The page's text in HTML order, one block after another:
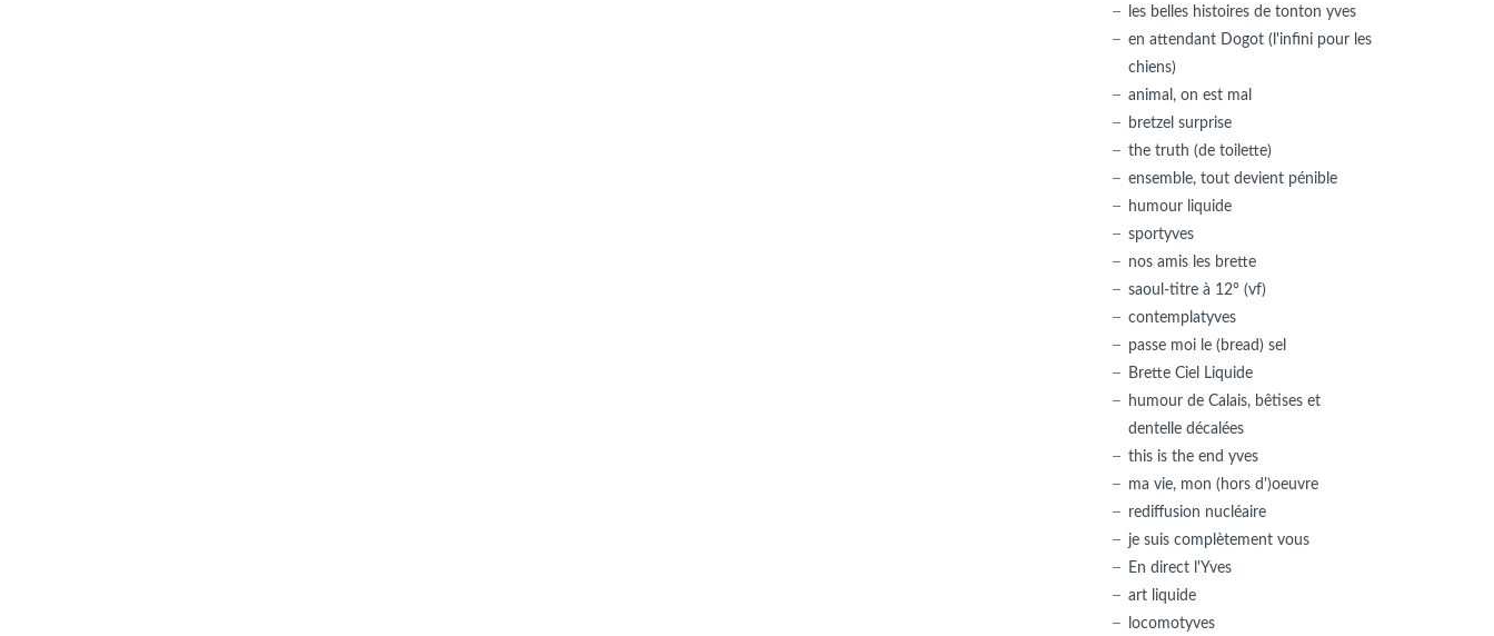
les belles histoires de tonton yves
en attendant Dogot (l'infini pour les
chiens)
animal, on est mal
bretzel surprise
the truth (de toilette)
ensemble, tout devient pénible
humour liquide
sportyves
nos amis les brette
saoul-titre à 12° (vf)
contemplatyves
passe moi le (bread) sel
Brette Ciel Liquide
humour de Calais, bêtises et
dentelle décalées
this is the end yves
ma vie, mon (hors d')oeuvre
rediffusion nucléaire
je suis complètement vous
En direct l'Yves
art liquide
locomotyves